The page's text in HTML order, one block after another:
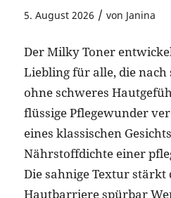
5. August 2026 / von Janina
Der Milky Toner
Liebling für alle, die
ohne schweres
flüssige Pflegewunder
eines klassischen
Nährstoffdichte einer
Die sahnige Textur stärkt
Hautbarriere spürbar